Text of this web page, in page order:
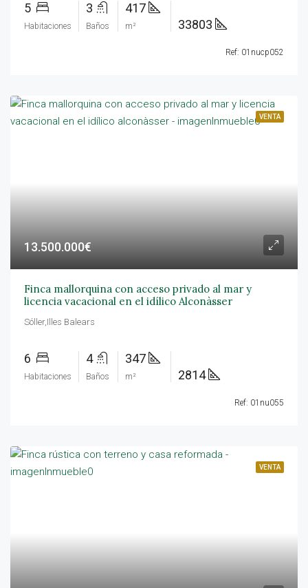
5
Habitaciones
3
Baños
417
m² 33803
Ref: 01nucp052
VENTA
13.500.000€
Finca mallorquina con acceso privado al mar y
licencia vacacional en el idílico Alconàsser
Sóller,Illes Balears
6
Habitaciones
4
Baños
347
m² 2814
Ref: 01nu055
VENTA